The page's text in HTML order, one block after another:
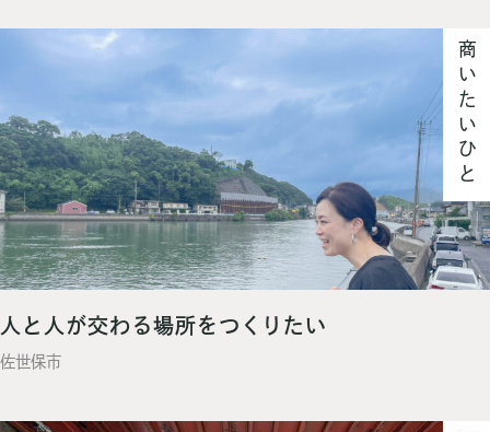
商いたいひと
人と人が交わる場所をつくりたい
佐世保市